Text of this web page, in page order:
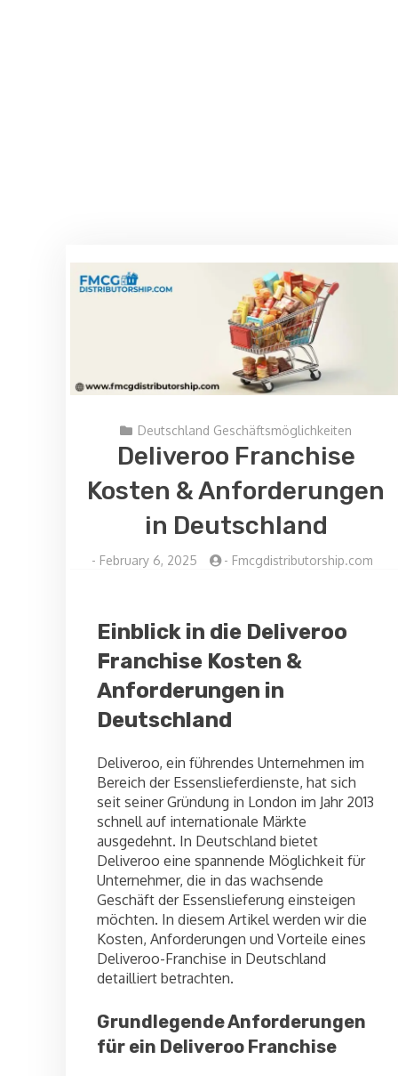
Deutschland Geschäftsmöglichkeiten
Deliveroo Franchise
Kosten & Anforderungen
in Deutschland
- February 6, 2025 - Fmcgdistributorship.com
Einblick in die Deliveroo
Franchise Kosten &
Anforderungen in
Deutschland
Deliveroo, ein führendes Unternehmen im
Bereich der Essenslieferdienste, hat sich
seit seiner Gründung in London im Jahr 2013
schnell auf internationale Märkte
ausgedehnt. In Deutschland bietet
Deliveroo eine spannende Möglichkeit für
Unternehmer, die in das wachsende
Geschäft der Essenslieferung einsteigen
möchten. In diesem Artikel werden wir die
Kosten, Anforderungen und Vorteile eines
Deliveroo-Franchise in Deutschland
detailliert betrachten.
Grundlegende Anforderungen
für ein Deliveroo Franchise